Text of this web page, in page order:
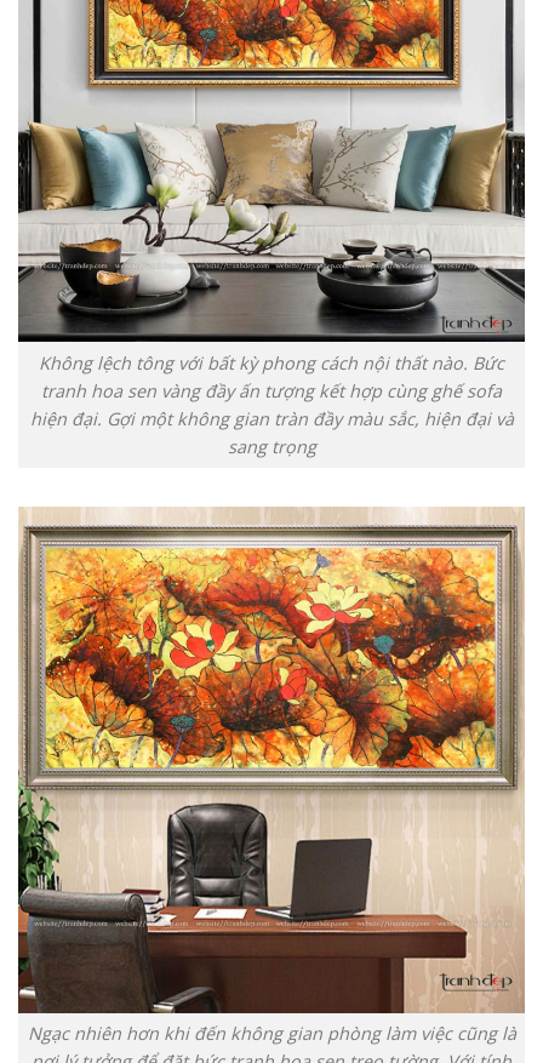
Không lệch tông với bất kỳ phong cách nội thất nào. Bức
tranh hoa sen vàng đầy ấn tượng kết hợp cùng ghế sofa
hiện đại. Gợi một không gian tràn đầy màu sắc, hiện đại và
sang trọng
Ngạc nhiên hơn khi đến không gian phòng làm việc cũng là